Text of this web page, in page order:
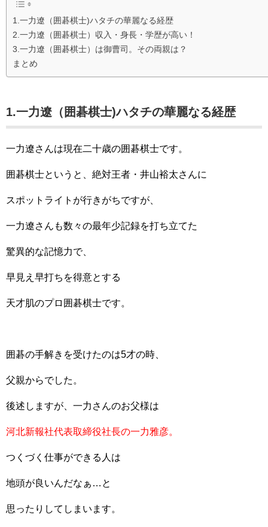
1.一力遼（囲碁棋士)ハタチの華麗なる経歴
2.一力遼（囲碁棋士）収入・身長・学歴が高い！
3.一力遼（囲碁棋士）は御曹司。その両親は？
まとめ
1.一力遼（囲碁棋士)ハタチの華麗なる経歴
一力遼さんは現在二十歳の囲碁棋士です。
囲碁棋士というと、絶対王者・井山裕太さんに
スポットライトが行きがちですが、
一力遼さんも数々の最年少記録を打ち立てた
驚異的な記憶力で、
早見え早打ちを得意とする
天才肌のプロ囲碁棋士です。
囲碁の手解きを受けたのは5才の時、
父親からでした。
後述しますが、一力さんのお父様は
河北新報社代表取締役社長の一力雅彦。
つくづく仕事ができる人は
地頭が良いんだなぁ…と
思ったりしてしまいます。